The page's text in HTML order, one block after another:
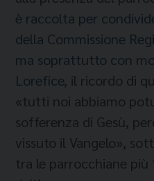
è raccolta per
della Commissione
ma soprattutto con
Lorefice, il ricordo di
«tutti noi abbiamo
sofferenza di Gesù,
vissuto il Vangelo»,
tra le parrocchiane